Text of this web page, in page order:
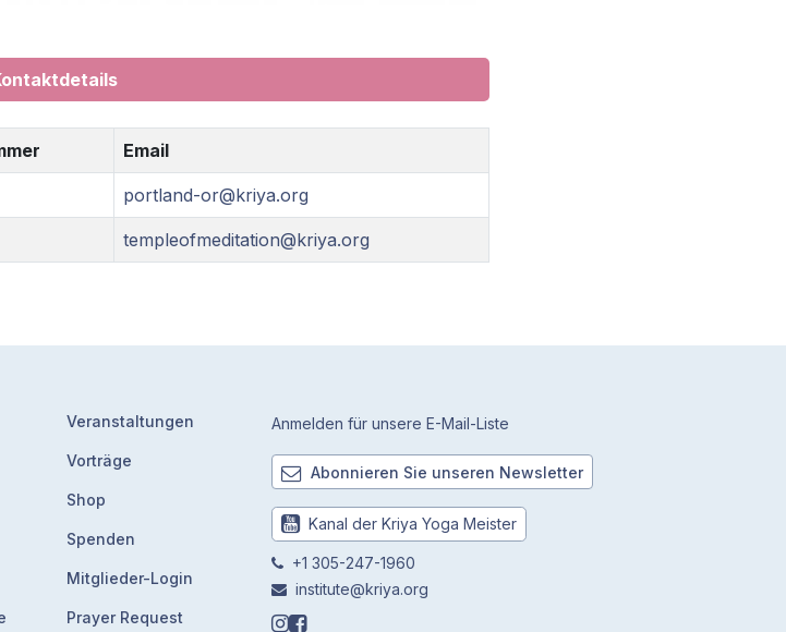
Email
portland-or@kriya.org
templeofmeditation@kriya.org
Veranstaltungen
Vorträge
Shop
Spenden
Mitglieder-Login
Prayer Request
Anmelden für unsere E-Mail-Liste
Abonnieren Sie unseren Newsletter
Kanal der Kriya Yoga Meister
+1 305-247-1960
institute@kriya.org